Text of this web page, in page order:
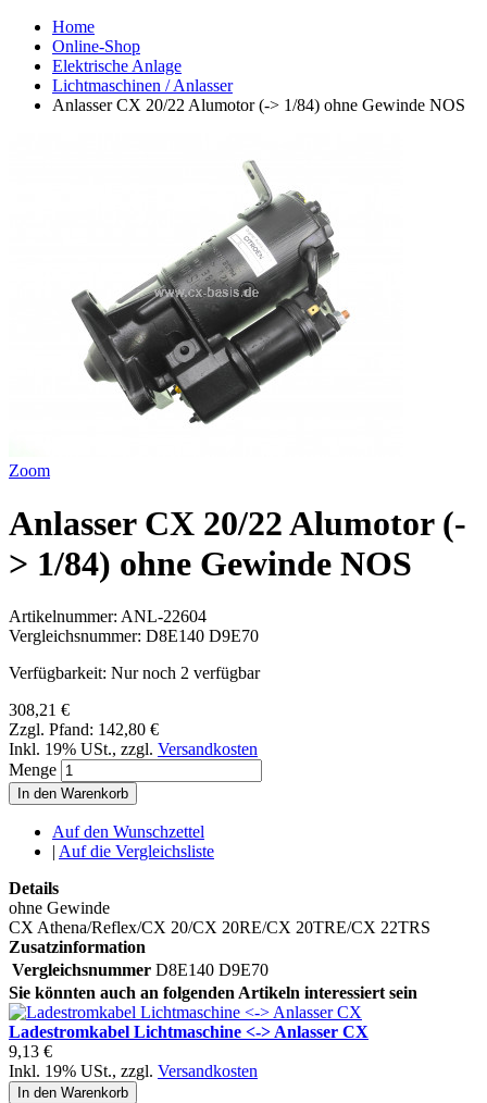
Home
Online-Shop
Elektrische Anlage
Lichtmaschinen / Anlasser
Anlasser CX 20/22 Alumotor (-> 1/84) ohne Gewinde NOS
Zoom
Anlasser CX 20/22 Alumotor (-
> 1/84) ohne Gewinde NOS
Artikelnummer: ANL-22604
Vergleichsnummer: D8E140 D9E70
Verfügbarkeit: Nur noch 2 verfügbar
308,21 €
Zzgl. Pfand: 142,80 €
Inkl. 19% USt., zzgl. Versandkosten
Menge
In den Warenkorb
Auf den Wunschzettel
| Auf die Vergleichsliste
Details
ohne Gewinde
CX Athena/Reflex/CX 20/CX 20RE/CX 20TRE/CX 22TRS
Zusatzinformation
Vergleichsnummer D8E140 D9E70
Sie könnten auch an folgenden Artikeln interessiert sein
Ladestromkabel Lichtmaschine <-> Anlasser CX
9,13 €
Inkl. 19% USt., zzgl. Versandkosten
In den Warenkorb